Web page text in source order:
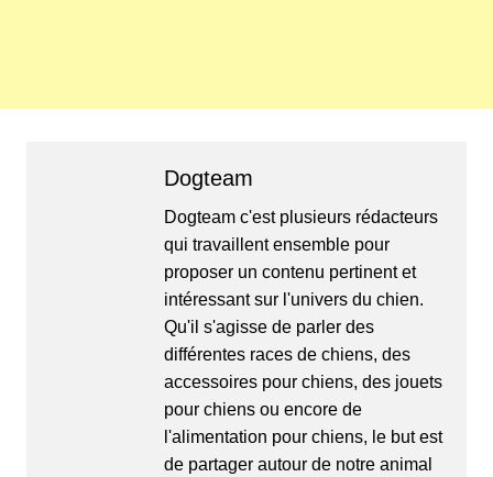
Dogteam
Dogteam c'est plusieurs rédacteurs
qui travaillent ensemble pour
proposer un contenu pertinent et
intéressant sur l'univers du chien.
Qu'il s'agisse de parler des
différentes races de chiens, des
accessoires pour chiens, des jouets
pour chiens ou encore de
l'alimentation pour chiens, le but est
de partager autour de notre animal